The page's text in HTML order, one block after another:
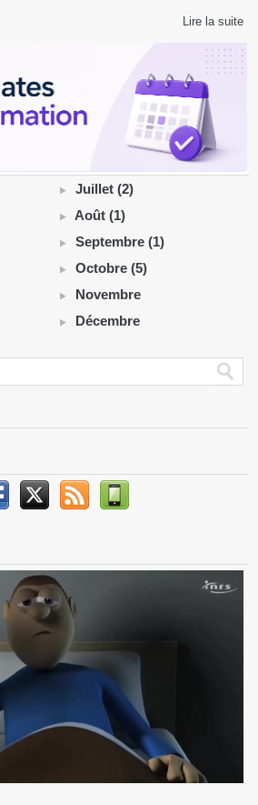
Lire la suite
Juillet (2)
Août (1)
Septembre (1)
Octobre (5)
Novembre
Décembre